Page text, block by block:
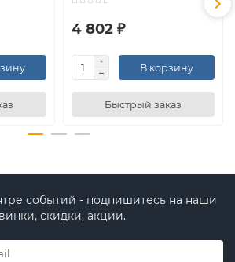
4 802 ₽
В корзину
Быстрый заказ
событий - подпишитесь на наши
скидки, акции.